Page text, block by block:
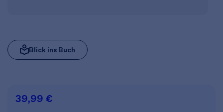
Blick ins Buch
39,99 €